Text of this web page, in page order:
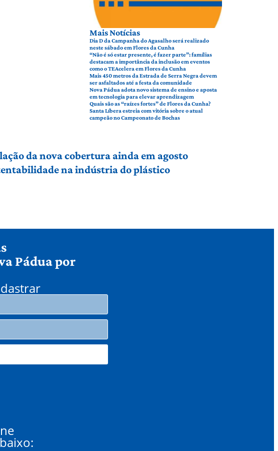
Mais Notícias
Dia D da Campanha do Agasalho será realizado
neste sábado em Flores da Cunha
“Não é só estar presente, é fazer parte”: famílias
destacam a importância da inclusão em eventos
como o TEAcelera em Flores da Cunha
Mais 450 metros da Estrada de Serra Negra devem
ser asfaltados até a festa da comunidade
Nova Pádua adota novo sistema de ensino e aposta
em tecnologia para elevar aprendizagem
Quais são as “raízes fortes” de Flores da Cunha?
Santa Líbera estreia com vitória sobre o atual
campeão no Campeonato de Bochas
da nova cobertura ainda em agosto
na indústria do plástico
Pádua por